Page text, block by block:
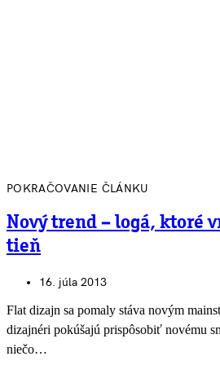
POKRAČOVANIE ČLÁNKU
Nový trend – logá, ktoré
tieň
16. júla 2013
Flat dizajn sa pomaly stáva novým
dizajnéri pokúšajú prispôsobiť novému
niečo…